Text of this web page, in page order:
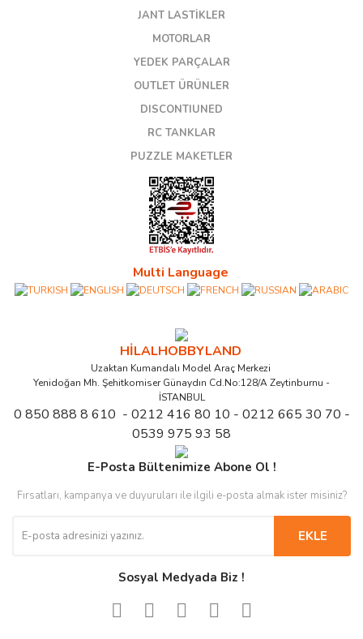
JANT LASTİKLER
MOTORLAR
YEDEK PARÇALAR
OUTLET ÜRÜNLER
DISCONTIUNED
RC TANKLAR
PUZZLE MAKETLER
Multi Language
HİLALHOBBYLAND
Uzaktan Kumandalı Model Araç Merkezi
Yenidoğan Mh. Şehitkomiser Günaydın Cd.No:128/A Zeytinburnu -
İSTANBUL
0 850 888 8 610 - 0212 416 80 10 - 0212 665 30 70 -
0539 975 93 58
E-Posta Bültenimize Abone Ol !
Fırsatları, kampanya ve duyuruları ile ilgili e-posta almak ister misiniz?
EKLE
Sosyal Medyada Biz !